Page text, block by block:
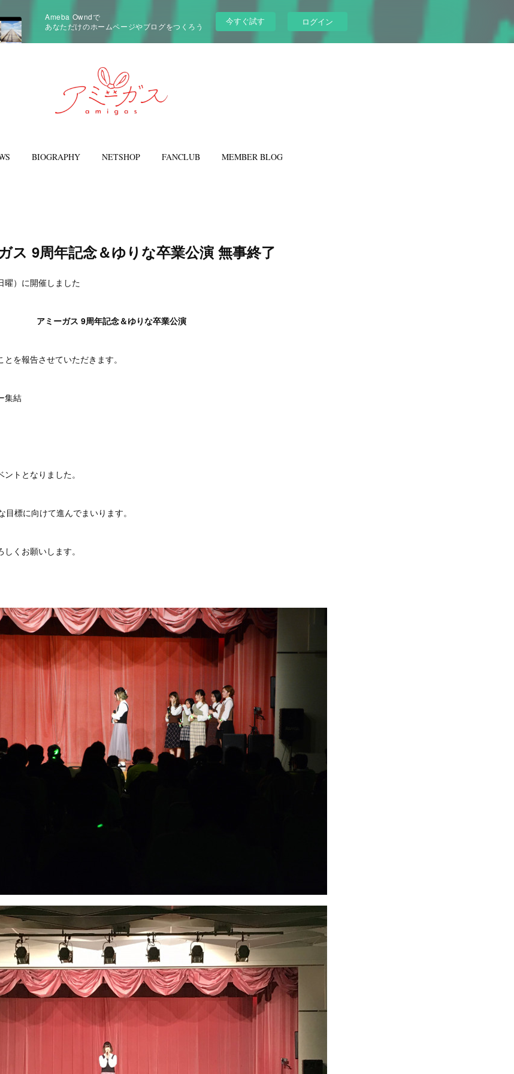
Ameba Owndで
あなただけのホームページやブログをつくろう
今すぐ試す ログイン
BIOGRAPHY NETSHOP FANCLUB MEMBER BLOG
ス 9周年記念＆ゆりな卒業公演 無事終了
曜）に開催しました
アミーガス 9周年記念＆ゆりな卒業公演
を報告させていただきます。
集結
トとなりました。
標に向けて進んでまいります。
くお願いします。